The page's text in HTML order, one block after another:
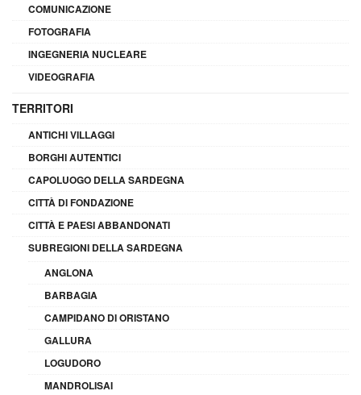
COMUNICAZIONE
FOTOGRAFIA
INGEGNERIA NUCLEARE
VIDEOGRAFIA
TERRITORI
ANTICHI VILLAGGI
BORGHI AUTENTICI
CAPOLUOGO DELLA SARDEGNA
CITTÀ DI FONDAZIONE
CITTÀ E PAESI ABBANDONATI
SUBREGIONI DELLA SARDEGNA
ANGLONA
BARBAGIA
CAMPIDANO DI ORISTANO
GALLURA
LOGUDORO
MANDROLISAI